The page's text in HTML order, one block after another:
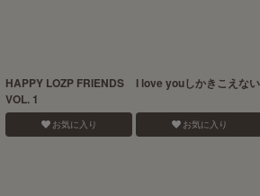
HAPPY LOZP FRIENDS
VOL. 1
お気に入り
I love youしかきこえない
お気に入り